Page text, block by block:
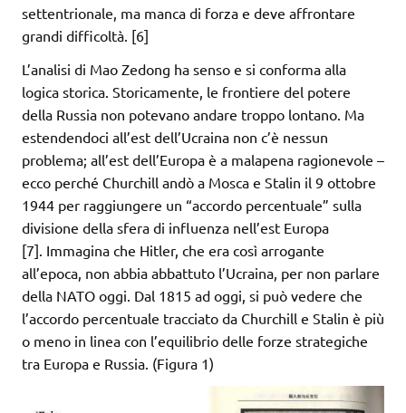
settentrionale, ma manca di forza e deve affrontare
grandi difficoltà. [6]
L’analisi di Mao Zedong ha senso e si conforma alla
logica storica. Storicamente, le frontiere del potere
della Russia non potevano andare troppo lontano. Ma
estendendoci all’est dell’Ucraina non c’è nessun
problema; all’est dell’Europa è a malapena ragionevole –
ecco perché Churchill andò a Mosca e Stalin il 9 ottobre
1944 per raggiungere un “accordo percentuale” sulla
divisione della sfera di influenza nell’est Europa
[7]. Immagina che Hitler, che era così arrogante
all’epoca, non abbia abbattuto l’Ucraina, per non parlare
della NATO oggi. Dal 1815 ad oggi, si può vedere che
l’accordo percentuale tracciato da Churchill e Stalin è più
o meno in linea con l’equilibrio delle forze strategiche
tra Europa e Russia. (Figura 1)